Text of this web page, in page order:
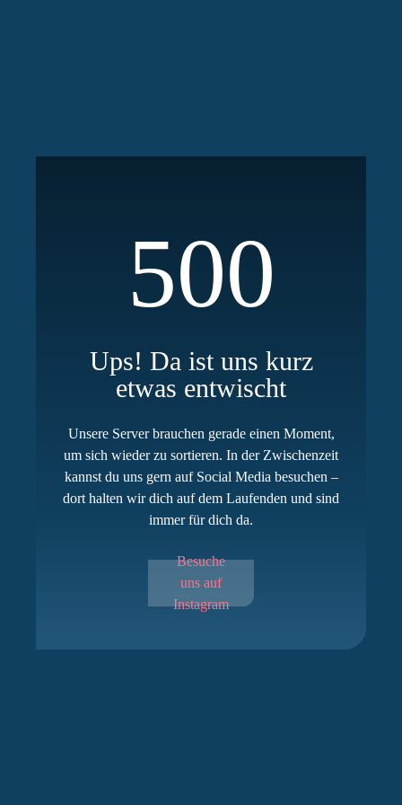
500
Ups! Da ist uns kurz
etwas entwischt
Unsere Server brauchen gerade einen Moment,
um sich wieder zu sortieren. In der Zwischenzeit
kannst du uns gern auf Social Media besuchen –
dort halten wir dich auf dem Laufenden und sind
immer für dich da.
Besuche
uns auf
Instagram